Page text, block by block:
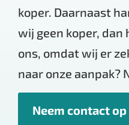
koper. Daarnaast
wij geen koper, dan
ons, omdat wij er
naar onze aanpak?
Neem contact op